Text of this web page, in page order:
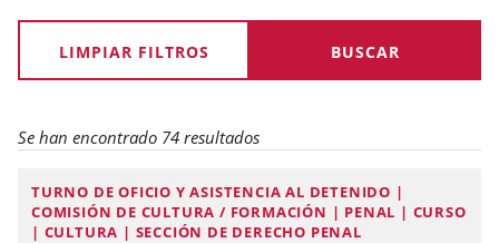
LIMPIAR FILTROS
Se han encontrado 74 resultados
TURNO DE OFICIO Y ASISTENCIA AL DETENIDO |
COMISIÓN DE CULTURA / FORMACIÓN | PENAL | CURSO
| CULTURA | SECCIÓN DE DERECHO PENAL